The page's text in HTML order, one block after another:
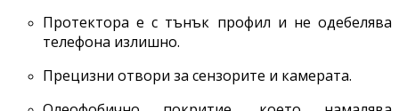
Протектора е с тънък профил и не одебелява
телефона излишно.
Прецизни отвори за сензорите и камерата.